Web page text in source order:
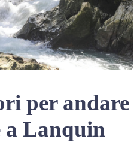
per andare
a Lanquin